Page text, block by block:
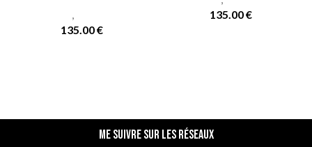
,
135.00€
135.00€
Me suivre sur les réseaux